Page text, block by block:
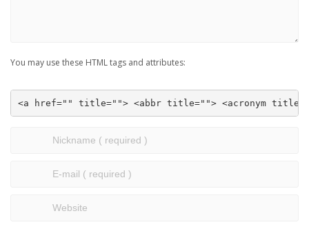
You may use these HTML tags and attributes:
<a href="" title=""> <abbr title=""> <acronym